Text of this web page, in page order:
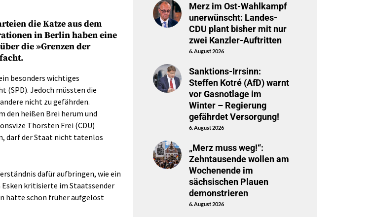
die Katze aus dem
in Berlin haben eine
die »Grenzen der
besonders wichtiges
(SPD). Jedoch müssten die
nicht zu gefährden.
den heißen Brei herum und
Thorsten Frei (CDU)
darf der Staat nicht tatenlos
dafür aufbringen, wie ein
kritisierte im Staatssender
hätte schon früher aufgelöst
Merz im Ost-Wahlkampf
unerwünscht: Landes-
CDU plant bisher mit nur
zwei Kanzler-Auftritten
6. August 2026
Sanktions-Irrsinn:
Steffen Kotré (AfD) warnt
vor Gasnotlage im
Winter – Regierung
gefährdet Versorgung!
6. August 2026
„Merz muss weg!“:
Zehntausende wollen am
Wochenende im
sächsischen Plauen
demonstrieren
6. August 2026